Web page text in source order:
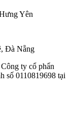
Yên
Đà Nẵng
ty cổ phẩn
số 0110819698 tại